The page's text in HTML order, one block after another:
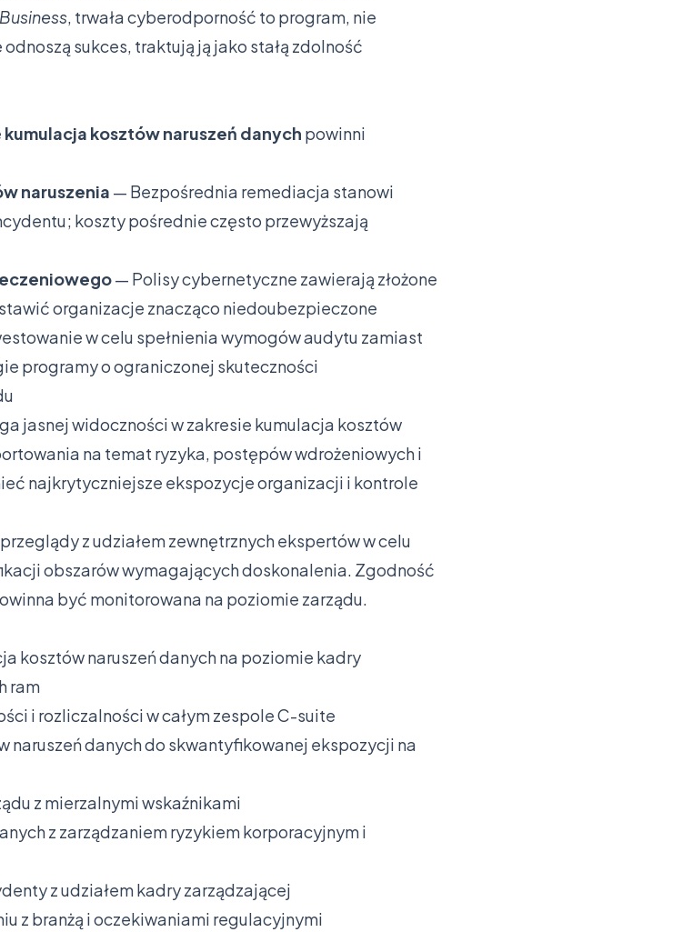
, trwała cyberodporność to program, nie
sukces, traktują ją jako stałą zdolność
kumulacja kosztów naruszeń danych powinni
naruszenia — Bezpośrednia remediacja stanowi
koszty pośrednie często przewyższają
— Polisy cybernetyczne zawierają złożone
organizacje znacząco niedoubezpieczone
w celu spełnienia wymogów audytu zamiast
programy o ograniczonej skuteczności
jasnej widoczności w zakresie kumulacja kosztów
na temat ryzyka, postępów wdrożeniowych i
najkrytyczniejsze ekspozycje organizacji i kontrole
z udziałem zewnętrznych ekspertów w celu
obszarów wymagających doskonalenia. Zgodność
być monitorowana na poziomie zarządu.
kosztów naruszeń danych na poziomie kadry
ram
i rozliczalności w całym zespole C-suite
naruszeń danych do skwantyfikowanej ekspozycji na
z mierzalnymi wskaźnikami
z zarządzaniem ryzykiem korporacyjnym i
z udziałem kadry zarządzającej
z branżą i oczekiwaniami regulacyjnymi